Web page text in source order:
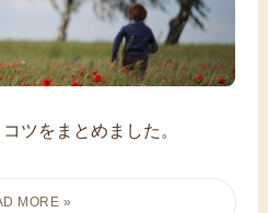
ツをまとめました。